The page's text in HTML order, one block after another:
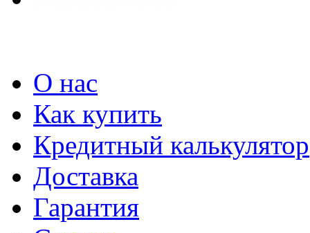
О нас
Как купить
Кредитный калькулятор
Доставка
Гарантия